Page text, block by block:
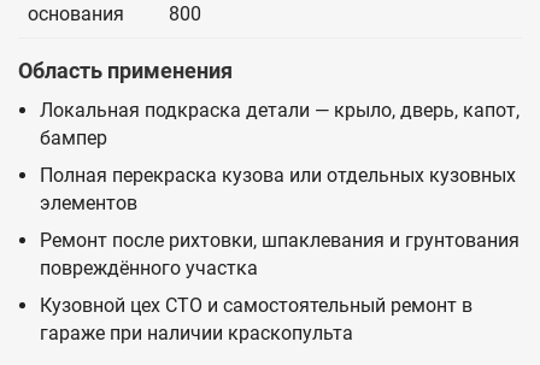
основания
800
Область применения
Локальная подкраска детали — крыло, дверь, капот,
бампер
Полная перекраска кузова или отдельных кузовных
элементов
Ремонт после рихтовки, шпаклевания и грунтования
повреждённого участка
Кузовной цех СТО и самостоятельный ремонт в
гараже при наличии краскопульта